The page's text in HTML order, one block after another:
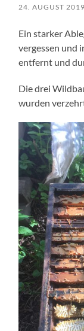
24. AUGUST 2019
Ein starker
vergessen und
entfernt und
Die drei
wurden